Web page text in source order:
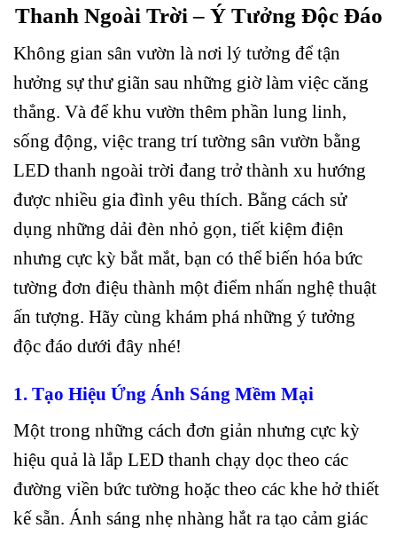
Thanh Ngoài Trời – Ý Tưởng Độc Đáo
Không gian sân vườn là nơi lý tưởng để tận
hưởng sự thư giãn sau những giờ làm việc căng
thẳng. Và để khu vườn thêm phần lung linh,
sống động, việc trang trí tường sân vườn bằng
LED thanh ngoài trời đang trở thành xu hướng
được nhiều gia đình yêu thích. Bằng cách sử
dụng những dải đèn nhỏ gọn, tiết kiệm điện
nhưng cực kỳ bắt mắt, bạn có thể biến hóa bức
tường đơn điệu thành một điểm nhấn nghệ thuật
ấn tượng. Hãy cùng khám phá những ý tưởng
độc đáo dưới đây nhé!
1. Tạo Hiệu Ứng Ánh Sáng Mềm Mại
Một trong những cách đơn giản nhưng cực kỳ
hiệu quả là lắp LED thanh chạy dọc theo các
đường viền bức tường hoặc theo các khe hở thiết
kế sẵn. Ánh sáng nhẹ nhàng hắt ra tạo cảm giác